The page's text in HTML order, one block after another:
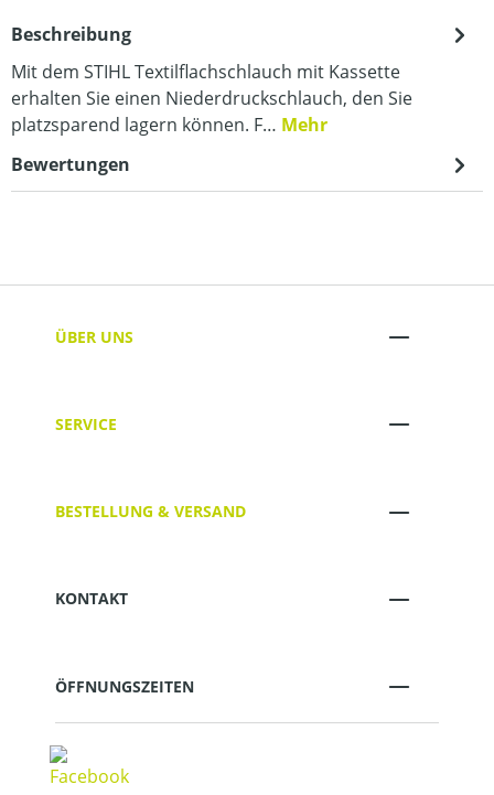
Beschreibung
Mit dem STIHL Textilflachschlauch mit Kassette
erhalten Sie einen Niederdruckschlauch, den Sie
platzsparend lagern können. F… Mehr
Bewertungen
ÜBER UNS
SERVICE
BESTELLUNG & VERSAND
KONTAKT
ÖFFNUNGSZEITEN